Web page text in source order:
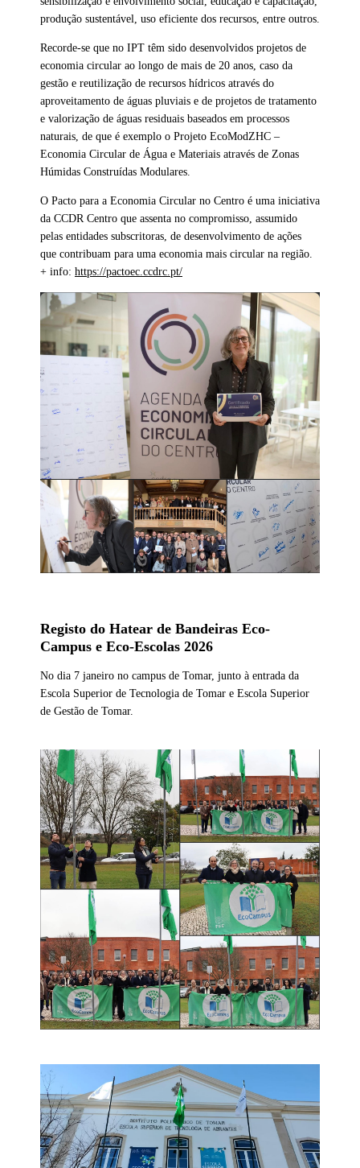
produção sustentável, uso eficiente dos recursos, entre outros.
Recorde-se que no IPT têm sido desenvolvidos projetos de
economia circular ao longo de mais de 20 anos, caso da
gestão e reutilização de recursos hídricos através do
aproveitamento de águas pluviais e de projetos de tratamento
e valorização de águas residuais baseados em processos
naturais, de que é exemplo o Projeto EcoModZHC –
Economia Circular de Água e Materiais através de Zonas
Húmidas Construídas Modulares.
O Pacto para a Economia Circular no Centro é uma iniciativa
da CCDR Centro que assenta no compromisso, assumido
pelas entidades subscritoras, de desenvolvimento de ações
que contribuam para uma economia mais circular na região.
+ info: https://pactoec.ccdrc.pt/
Registo do Hatear de Bandeiras Eco-
Campus e Eco-Escolas 2026
No dia 7 janeiro no campus de Tomar, junto à entrada da
Escola Superior de Tecnologia de Tomar e Escola Superior
de Gestão de Tomar.